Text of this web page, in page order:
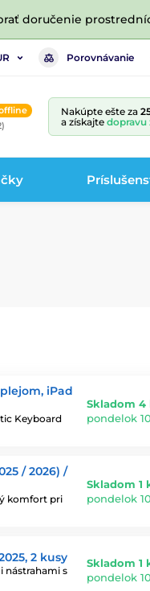
doručenie
Porovnávanie
Nakúpte ešte za
a získajte dopravu
iPad
Keyboard
Skladom 4
pondelok
/ 2026) /
komfort pri
Skladom 1
pondelok
2 kusy
nástrahami s
Skladom 1
pondelok